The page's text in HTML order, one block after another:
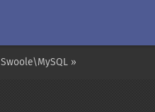
Swoole\MySQL »